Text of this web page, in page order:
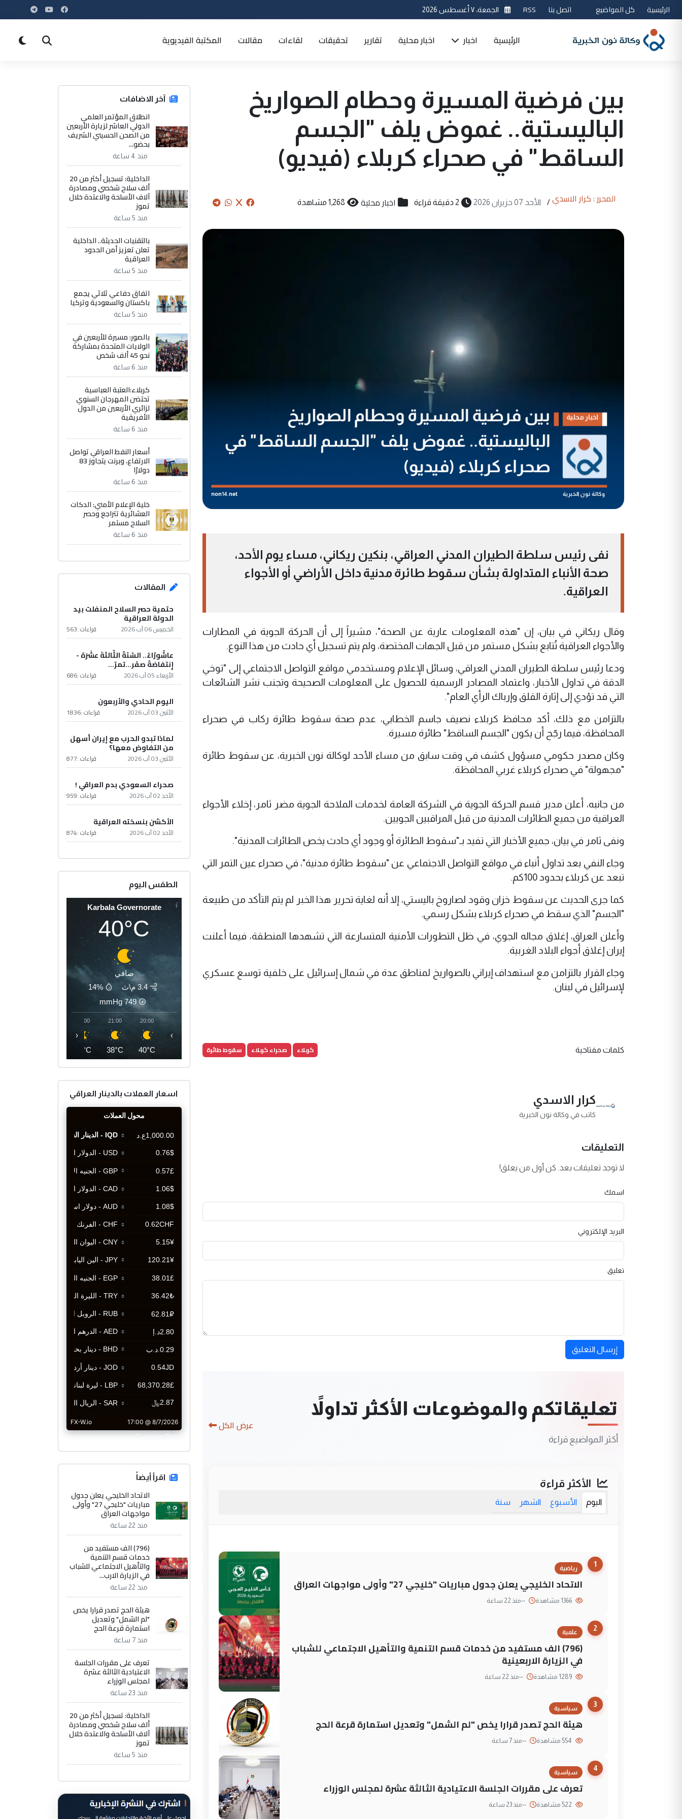
الرئيسية كل المواضيع اتصل بنا RSS الجمعة، ٧ أغسطس 2026
الرئيسية اخبار اخبار محلية تقارير تحقيقات لقاءات مقالات المكتبة الفيديوية
بين فرضية المسيرة وحطام الصواريخ
الباليستية.. غموض يلف "الجسم
الساقط" في صحراء كربلاء (فيديو)
المحرر : كرار الاسدي / الأحد 07 حزيران 2026 2 دقيقة قراءة اخبار محلية 1,268 مشاهدة
نفى رئيس سلطة الطيران المدني العراقي، بنكين ريكاني، مساء يوم الأحد،
صحة الأنباء المتداولة بشأن سقوط طائرة مدنية داخل الأراضي أو الأجواء
العراقية.
وقال ريكاني في بيان، إن "هذه المعلومات عارية عن الصحة"، مشيراً إلى أن الحركة الجوية في المطارات
والأجواء العراقية تُتابع بشكل مستمر من قبل الجهات المختصة، ولم يتم تسجيل أي حادث من هذا النوع.
ودعا رئيس سلطة الطيران المدني العراقي، وسائل الإعلام ومستخدمي مواقع التواصل الاجتماعي إلى "توخي
الدقة في تداول الأخبار، واعتماد المصادر الرسمية للحصول على المعلومات الصحيحة وتجنب نشر الشائعات
التي قد تؤدي إلى إثارة القلق وإرباك الرأي العام".
بالتزامن مع ذلك، أكد محافظ كربلاء نصيف جاسم الخطابي، عدم صحة سقوط طائرة ركاب في صحراء
المحافظة، فيما رجّح أن يكون "الجسم الساقط" طائرة مسيرة.
وكان مصدر حكومي مسؤول كشف في وقت سابق من مساء الأحد لوكالة نون الخبرية، عن سقوط طائرة
"مجهولة" في صحراء كربلاء غربي المحافظة.
من جانبه، أعلن مدير قسم الحركة الجوية في الشركة العامة لخدمات الملاحة الجوية مضر ثامر، إخلاء الأجواء
العراقية من جميع الطائرات المدنية من قبل المراقبين الجويين.
ونفى ثامر في بيان، جميع الأخبار التي تفيد بـ"سقوط الطائرة أو وجود أي حادث يخص الطائرات المدنية".
وجاء النفي بعد تداول أنباء في مواقع التواصل الاجتماعي عن "سقوط طائرة مدنية"، في صحراء عين التمر التي
تبعد عن كربلاء بحدود 100كم.
كما جرى الحديث عن سقوط خزان وقود لصاروخ باليستي، إلا أنه لغاية تحرير هذا الخبر لم يتم التأكد من طبيعة
"الجسم" الذي سقط في صحراء كربلاء بشكل رسمي.
وأعلن العراق، إغلاق مجاله الجوي، في ظل التطورات الأمنية المتسارعة التي تشهدها المنطقة، فيما أعلنت
إيران إغلاق أجواء البلاد الغربية.
وجاء القرار بالتزامن مع استهداف إيراني بالصواريخ لمناطق عدة في شمال إسرائيل على خلفية توسع عسكري
لإسرائيل في لبنان.
كلمات مفتاحية كربلاء صحراء كربلاء سقوط طائرة
كرار الاسدي
كاتب في وكالة نون الخبرية
التعليقات
لا توجد تعليقات بعد. كن أول من يعلق!
اسمك
البريد الإلكتروني
تعليق
إرسال التعليق
تعليقاتكم والموضوعات الأكثر تداولاً
أكثر المواضيع قراءة
عرض الكل
الأكثر قراءة
اليوم الأسبوع الشهر سنة
1
رياضية
الاتحاد الخليجي يعلن جدول مباريات "خليجي 27" وأولى مواجهات العراق
--منذ 22 ساعة
2
علمية
(796) الف مستفيد من خدمات قسم التنمية والتأهيل الاجتماعي للشباب
في الزيارة الاربعينية
--منذ 22 ساعة
3
سياسية
هيئة الحج تصدر قرارا يخص "لم الشمل" وتعديل استمارة قرعة الحج
--منذ 7 ساعة
4
سياسية
تعرف على مقررات الجلسة الاعتيادية الثالثة عشرة لمجلس الوزراء
--منذ 23 ساعة
آخر الاضافات
انطلاق المؤتمر العلمي
الدولي العاشر لزيارة الأربعين
من الصحن الحسيني الشريف
بحضو...
منذ 4 ساعة
الداخلية: تسجيل أكثر من 20
ألف سلاح شخصي ومصادرة
آلاف الأسلحة والاعتدة خلال
تموز
منذ 5 ساعة
بالتقنيات الحديثة.. الداخلية
تعلن تعزيز أمن الحدود
العراقية
منذ 5 ساعة
اتفاق دفاعي ثلاثي يجمع
باكستان والسعودية وتركيا
منذ 5 ساعة
بالصور: مسيرة للأربعين في
الولايات المتحدة بمشاركة
نحو 45 ألف شخص
منذ 6 ساعة
كربلاء:العتبة العباسية
تحتضن المهرجان السنوي
لزائري الأربعين من الدول
الأفريقية
منذ 6 ساعة
أسعار النفط العراقي تواصل
الارتفاع، وبرنت يتجاوز 83
دولارًا
منذ 6 ساعة
خلية الإعلام الأمني: الدكات
العشائرية تتراجع وحصر
السلاح مستمر
منذ 6 ساعة
المقالات
حتمية حصر السلاح المنفلت بيد
الدولة العراقية
الخميس 06 آب 2026 قراءات :563
عاشُورْاءُ.. السّنَةُ الثّالثةَ عشَرَة -
إِنتفاضةُ صفَر…تمرّ...
الأربعاء 05 آب 2026 قراءات :686
اليوم الحادي والأربعون
الأثنين 03 آب 2026 قراءات :1836
لماذا تبدو الحرب مع إيران أسهل
من التفاوض معها؟
الأثنين 03 آب 2026 قراءات :877
صحراء السعودي بدم العراقي !
الأحد 02 آب 2026 قراءات :959
الأكشن بنسخته العراقية
الأحد 02 آب 2026 قراءات :874
الطقس اليوم
Karbala Governorate
40°C
صافي
3.4 م\ث
14%
749
mmHg
20:00
40°C
21:00
38°C
22:00
37°C
‹ ›
اسعار العملات بالدينار العراقي
CurrencyRate
اقرأ أيضاً
الاتحاد الخليجي يعلن جدول
مباريات "خليجي 27" وأولى
مواجهات العراق
منذ 22 ساعة
(796) الف مستفيد من
خدمات قسم التنمية
والتأهيل الاجتماعي للشباب
في الزيارة الارب...
منذ 22 ساعة
هيئة الحج تصدر قرارا يخص
"لم الشمل" وتعديل
استمارة قرعة الحج
منذ 7 ساعة
تعرف على مقررات الجلسة
الاعتيادية الثالثة عشرة
لمجلس الوزراء
منذ 23 ساعة
الداخلية: تسجيل أكثر من 20
ألف سلاح شخصي ومصادرة
آلاف الأسلحة والاعتدة خلال
تموز
منذ 5 ساعة